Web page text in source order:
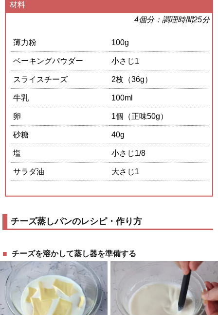
材料
4個分：調理時間25分
薄力粉 100g
ベーキングパウダー 小さじ1
スライスチーズ 2枚（36g）
牛乳 100ml
卵 1個（正味50g）
砂糖 40g
塩 小さじ1/8
サラダ油 大さじ1
チーズ蒸しパンのレシピ・作り方
チーズを溶かして蒸し器を準備する